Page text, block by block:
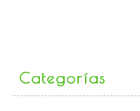
Categorías